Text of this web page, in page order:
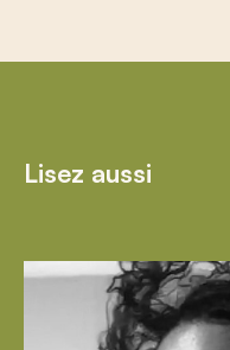
Lisez aussi